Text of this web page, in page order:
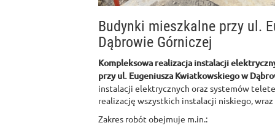
Budynki mieszkalne przy ul.
Dąbrowie Górniczej
Kompleksowa realizacja instalacji
przy ul. Eugeniusza Kwiatkowskiego w
instalacji elektrycznych oraz systemów
realizację wszystkich instalacji niskiego,
Zakres robót obejmuje m.in.: